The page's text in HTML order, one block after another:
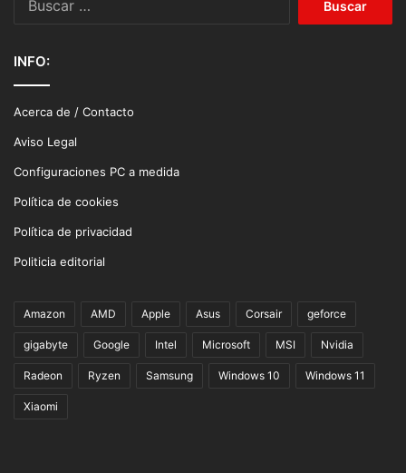
INFO:
Acerca de / Contacto
Aviso Legal
Configuraciones PC a medida
Política de cookies
Política de privacidad
Politicia editorial
Amazon AMD Apple Asus Corsair geforce
gigabyte Google Intel Microsoft MSI Nvidia
Radeon Ryzen Samsung Windows 10 Windows 11
Xiaomi